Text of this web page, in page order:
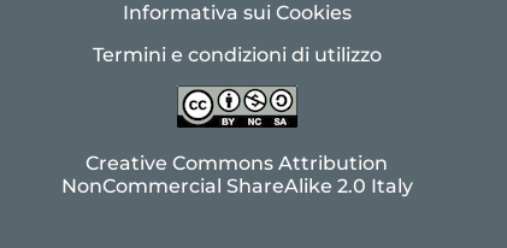
Informativa sui Cookies
Termini e condizioni di utilizzo
Creative Commons Attribution
NonCommercial ShareAlike 2.0 Italy